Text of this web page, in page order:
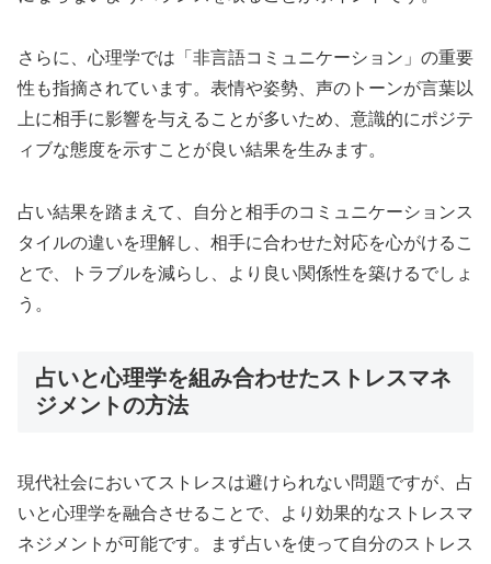
さらに、心理学では「非言語コミュニケーション」の重要
性も指摘されています。表情や姿勢、声のトーンが言葉以
上に相手に影響を与えることが多いため、意識的にポジテ
ィブな態度を示すことが良い結果を生みます。
占い結果を踏まえて、自分と相手のコミュニケーションス
タイルの違いを理解し、相手に合わせた対応を心がけるこ
とで、トラブルを減らし、より良い関係性を築けるでしょ
う。
占いと心理学を組み合わせたストレスマネ
ジメントの方法
現代社会においてストレスは避けられない問題ですが、占
いと心理学を融合させることで、より効果的なストレスマ
ネジメントが可能です。まず占いを使って自分のストレス